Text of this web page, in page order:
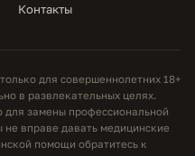
Контакты
для совершеннолетних 18+
в развлекательных целях.
замены профессиональной
не вправе давать медицинские
помощи обратитесь к